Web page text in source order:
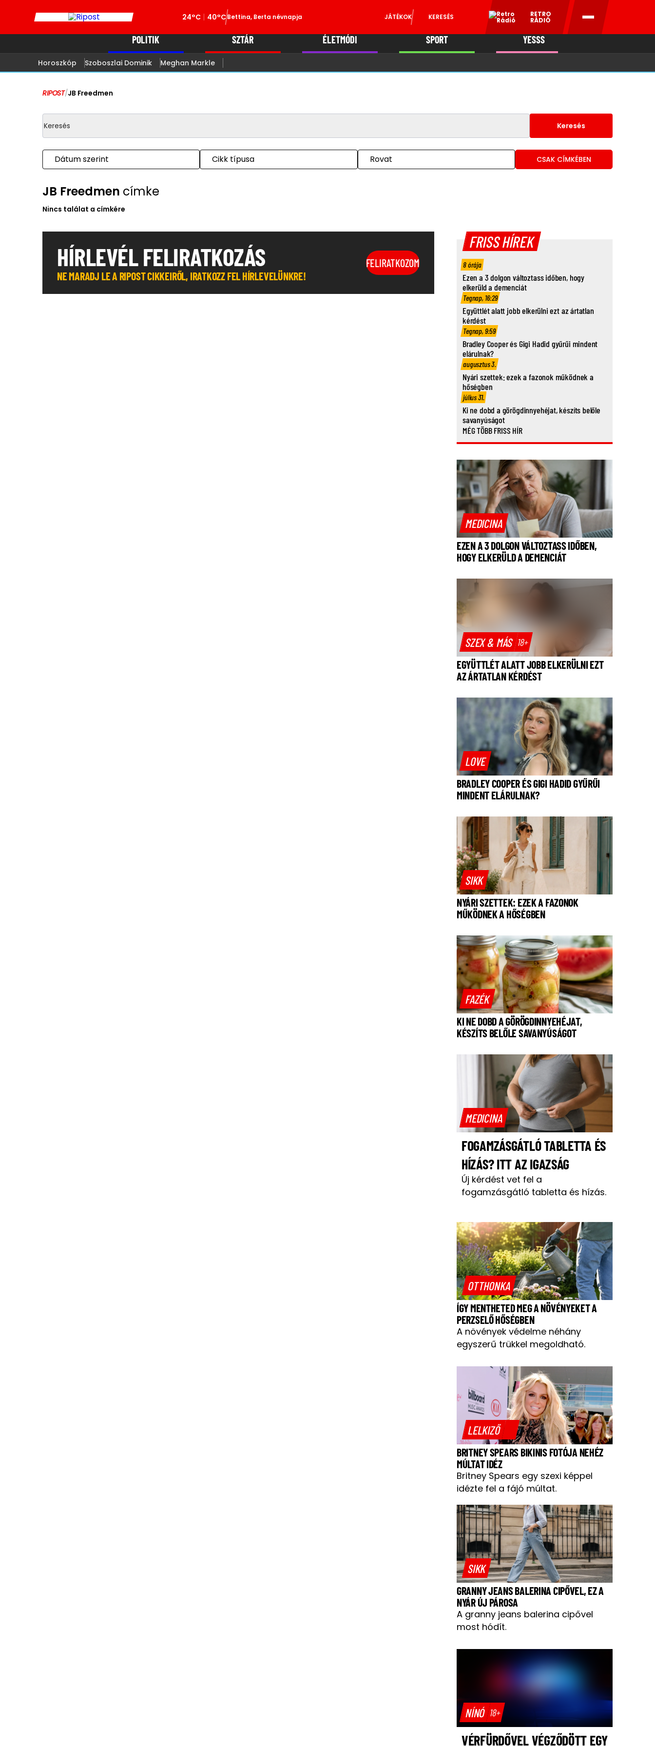
24°C 40°CBettina, Berta névnapja JÁTÉKOK KERESÉS RETRO
RÁDIÓ
POLITIK SZTÁR ÉLETMÓDI SPORT YESSS
Horoszkóp Szoboszlai Dominik Meghan Markle
RIPOST/JB Freedmen
Keresés
Dátum szerint Cikk típusa Rovat CSAK CÍMKÉBEN
JB Freedmen címke
Nincs találat a címkére
HÍRLEVÉL FELIRATKOZÁS
NE MARADJ LE A RIPOST CIKKEIRŐL, IRATKOZZ FEL HÍRLEVELÜNKRE!
FELIRATKOZOM
FRISS HÍREK
8 órája
Ezen a 3 dolgon változtass időben, hogy
elkerüld a demenciát
Tegnap, 16:29
Együttlét alatt jobb elkerülni ezt az ártatlan
kérdést
Tegnap, 9:59
Bradley Cooper és Gigi Hadid gyűrűi mindent
elárulnak?
augusztus 3.
Nyári szettek: ezek a fazonok működnek a
hőségben
július 31.
Ki ne dobd a görögdinnyehéjat, készíts belőle
savanyúságot
MÉG TÖBB FRISS HÍR
MEDICINA
EZEN A 3 DOLGON VÁLTOZTASS IDŐBEN,
HOGY ELKERÜLD A DEMENCIÁT
SZEX & MÁS 18+
EGYÜTTLÉT ALATT JOBB ELKERÜLNI EZT
AZ ÁRTATLAN KÉRDÉST
LOVE
BRADLEY COOPER ÉS GIGI HADID GYŰRŰI
MINDENT ELÁRULNAK?
SIKK
NYÁRI SZETTEK: EZEK A FAZONOK
MŰKÖDNEK A HŐSÉGBEN
FAZÉK
KI NE DOBD A GÖRÖGDINNYEHÉJAT,
KÉSZÍTS BELŐLE SAVANYÚSÁGOT
MEDICINA
FOGAMZÁSGÁTLÓ TABLETTA ÉS
HÍZÁS? ITT AZ IGAZSÁG
Új kérdést vet fel a
fogamzásgátló tabletta és hízás.
OTTHONKA
ÍGY MENTHETED MEG A NÖVÉNYEKET A
PERZSELŐ HŐSÉGBEN
A növények védelme néhány
egyszerű trükkel megoldható.
LELKIZŐ
BRITNEY SPEARS BIKINIS FOTÓJA NEHÉZ
MÚLTAT IDÉZ
Britney Spears egy szexi képpel
idézte fel a fájó múltat.
SIKK
GRANNY JEANS BALERINA CIPŐVEL, EZ A
NYÁR ÚJ PÁROSA
A granny jeans balerina cipővel
most hódít.
NÍNÓ 18+
VÉRFÜRDŐVEL VÉGZŐDÖTT EGY